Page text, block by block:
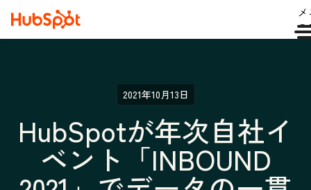
2021年10月13日
HubSpotが年次自社イ
ベント「INBOUND